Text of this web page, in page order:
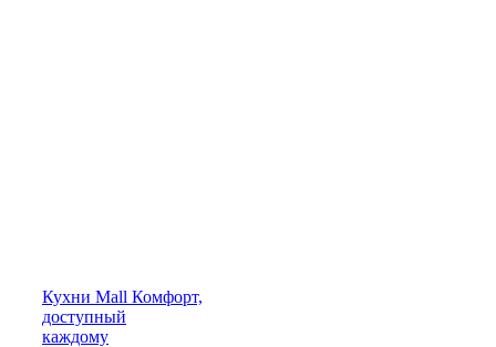
Кухни Mall Комфорт,
доступный
каждому